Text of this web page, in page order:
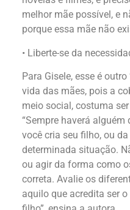
melhor mãe possível, e
porque essa mãe não
• Liberte-se da
Para Gisele, esse é
vida das mães, pois a
meio social, costuma
“Sempre haverá
você cria seu filho, ou
determinada situação.
ou agir da forma como
correta. Avalie os
aquilo que acredita ser